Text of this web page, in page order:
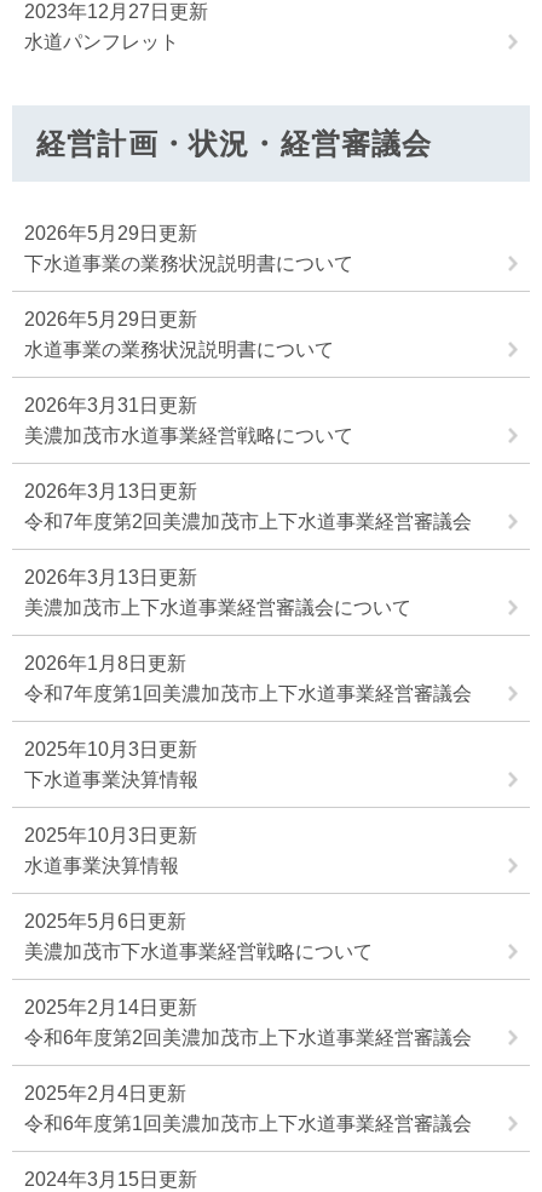
2023年12月27日更新
水道パンフレット
経営計画・状況・経営審議会
2026年5月29日更新
下水道事業の業務状況説明書について
2026年5月29日更新
水道事業の業務状況説明書について
2026年3月31日更新
美濃加茂市水道事業経営戦略について
2026年3月13日更新
令和7年度第2回美濃加茂市上下水道事業経営審議会
2026年3月13日更新
美濃加茂市上下水道事業経営審議会について
2026年1月8日更新
令和7年度第1回美濃加茂市上下水道事業経営審議会
2025年10月3日更新
下水道事業決算情報
2025年10月3日更新
水道事業決算情報
2025年5月6日更新
美濃加茂市下水道事業経営戦略について
2025年2月14日更新
令和6年度第2回美濃加茂市上下水道事業経営審議会
2025年2月4日更新
令和6年度第1回美濃加茂市上下水道事業経営審議会
2024年3月15日更新